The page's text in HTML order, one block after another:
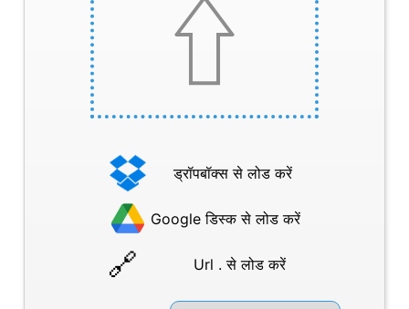
ड्रॉपबॉक्स से लोड करें
Google डिस्क से लोड करें
Url . से लोड करें